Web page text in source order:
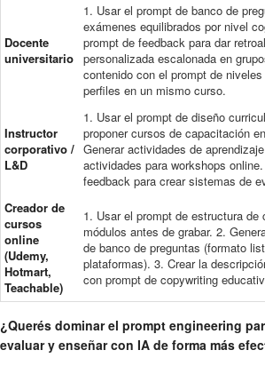
Docente
universitario
1. Usar el prompt de banco de
exámenes equilibrados por nivel
prompt de feedback para dar
personalizada escalonada en
contenido con el prompt de
perfiles en un mismo curso.
Instructor
corporativo /
L&D
1. Usar el prompt de diseño
proponer cursos de capacitación
Generar actividades de
actividades para workshops
feedback para crear sistemas de
Creador de
cursos
online
(Udemy,
Hotmart,
Teachable)
1. Usar el prompt de estructura de
módulos antes de grabar. 2.
de banco de preguntas (formato
plataformas). 3. Crear la
con prompt de copywriting
¿Querés dominar el prompt engineering
evaluar y enseñar con IA de forma más